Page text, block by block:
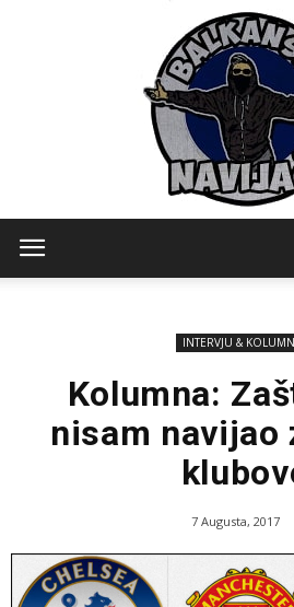
INTERVJU &
Kolumna:
nisam navijao
7 Augusta, 2017